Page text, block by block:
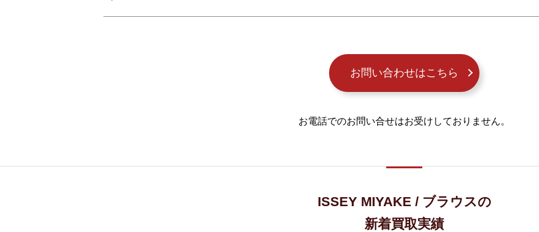
お問い合わせはこちら
お電話でのお問い合せはお受けしておりません。
ISSEY MIYAKE / ブラウスの
新着買取実績